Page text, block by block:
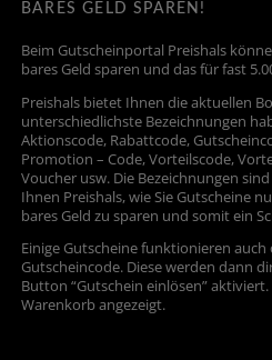
BARES GELD SPAREN!
Beim Gutscheinportal Preishals
bares Geld sparen und das für fast
Preishals bietet Ihnen die aktuellen
unterschiedlichste Bezeichnungen
Aktionscode, Rabattcode,
Promotion – Code, Vorteilscode,
Voucher usw. Die Bezeichnungen
Ihnen Preishals, wie Sie Gutscheine
bares Geld zu sparen und somit ein
Einige Gutscheine funktionieren
Gutscheincode. Diese werden dann
Button “Gutschein einlösen”
Warenkorb angezeigt.